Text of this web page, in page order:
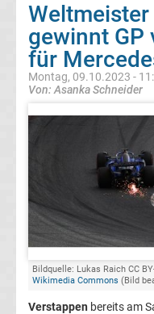
MotoGP
Formel
1
Weltmeister
F1
Live
gewinnt GP
für
Montag, 09.10.2023 -
Von: Asanka Schneider
Bildquelle: Lukas Raich CC
Wikimedia Commons (Bild
Verstappen bereits am